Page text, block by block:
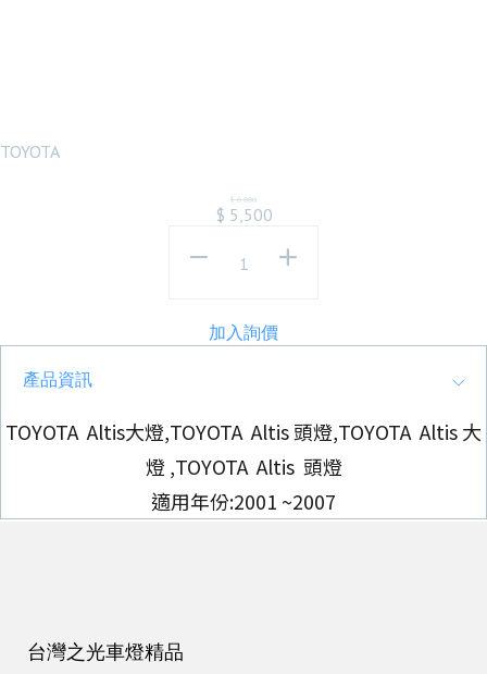
TOYOTA
$ 5,500
$ 6,000
加入詢價
產品資訊
TOYOTA Altis大燈,TOYOTA Altis 頭燈,TOYOTA Altis 大
燈 ,TOYOTA Altis 頭燈
適用年份:2001 ~2007
台灣之光車燈精品